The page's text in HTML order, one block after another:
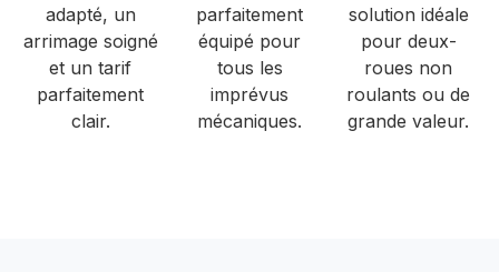
adapté, un
arrimage soigné
et un tarif
parfaitement
clair.
parfaitement
équipé pour
tous les
imprévus
mécaniques.
solution idéale
pour deux-
roues non
roulants ou de
grande valeur.